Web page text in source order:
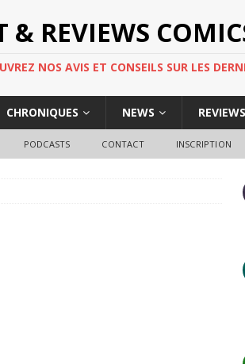
& REVIEWS
NOS AVIS ET CONSEILS SUR LES
CHRONIQUES NEWS REVIEWS
PODCASTS CONTACT INSCRIPTION